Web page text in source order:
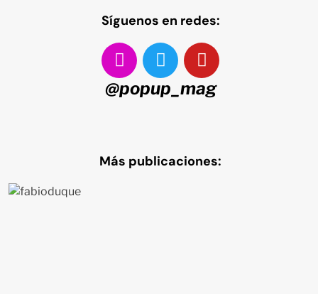
Síguenos en redes:
@popup_mag
Más publicaciones: